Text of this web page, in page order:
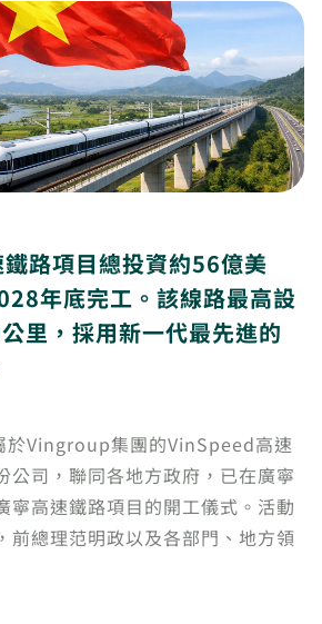
路項目總投資約56億美
年底完工。該線路最高設
里，採用新一代最先進的
於Vingroup集團的VinSpeed高速
公司，聯同各地方政府，已在廣寧
寧高速鐵路項目的開工儀式。活動
前總理范明政以及各部門、地方領